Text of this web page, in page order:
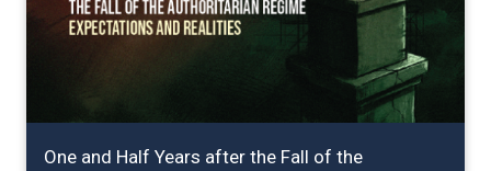
One and Half Years after the Fall of the